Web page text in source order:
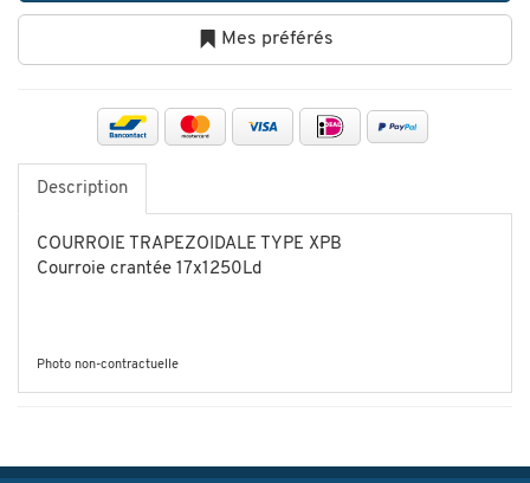
Mes préférés
Description
COURROIE TRAPEZOIDALE TYPE XPB
Courroie crantée 17x1250Ld
Photo non-contractuelle